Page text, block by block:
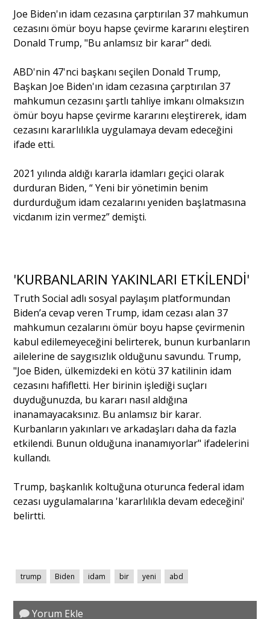
Yazı Dizisi
Portre
Yazarlar
Eğitim
Dosya Haber
Sağlık
Joe Biden'ın idam cezasına çarptırılan 37 mahkumun
cezasını ömür boyu hapse çevirme kararını eleştiren
Donald Trump, "Bu anlamsız bir karar" dedi.
ABD'nin 47'nci başkanı seçilen Donald Trump,
Başkan Joe Biden'ın idam cezasına çarptırılan 37
mahkumun cezasını şartlı tahliye imkanı olmaksızın
ömür boyu hapse çevirme kararını eleştirerek, idam
cezasını kararlılıkla uygulamaya devam edeceğini
ifade etti.
2021 yılında aldığı kararla idamları geçici olarak
durduran Biden, “Yeni bir yönetimin benim
durdurduğum idam cezalarını yeniden başlatmasına
vicdanım izin vermez” demişti.
'KURBANLARIN YAKINLARI ETKİLENDİ'
Truth Social adlı sosyal paylaşım platformundan
Biden’a cevap veren Trump, idam cezası alan 37
mahkumun cezalarını ömür boyu hapse çevirmenin
kabul edilemeyeceğini belirterek, bunun kurbanların
ailelerine de saygısızlık olduğunu savundu. Trump,
"Joe Biden, ülkemizdeki en kötü 37 katilinin idam
cezasını hafifletti. Her birinin işlediği suçları
duyduğunuzda, bu kararı nasıl aldığına
inanamayacaksınız. Bu anlamsız bir karar.
Kurbanların yakınları ve arkadaşları daha da fazla
etkilendi. Bunun olduğuna inanamıyorlar" ifadelerini
kullandı.
Trump, başkanlık koltuğuna oturunca federal idam
cezası uygulamalarına 'kararlılıkla devam edeceğini'
belirtti.
trump Biden idam bir yeni abd
Yorum Ekle